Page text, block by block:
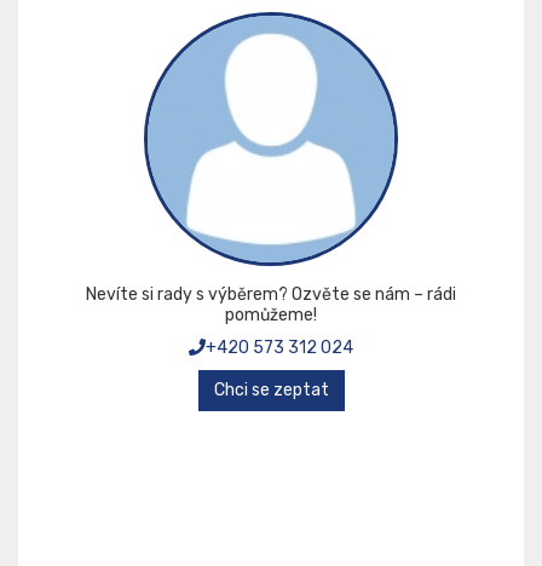
Nevíte si rady s výběrem? Ozvěte se nám – rádi
pomůžeme!
+420 573 312 024
Chci se zeptat